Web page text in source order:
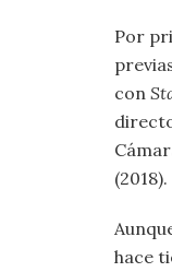
Por
con
(2018).
hace